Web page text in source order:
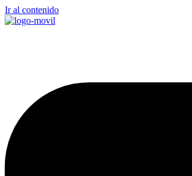
Ir al contenido